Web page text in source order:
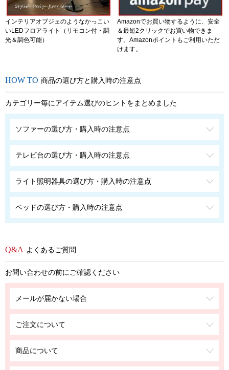
インテリアオブジェのようなかっこい
いLEDフロアライト（リモコン付・調
光＆調色可能）
Amazonでお買い物するように、安全
＆最短2クリックでお買い物できま
す。Amazonポイントもご利用いただ
けます。
商品の選び方と購入時の注意点
カテゴリー毎にアイテム選びのヒントをまとめました
ソファーの選び方・購入時の注意点
テレビ台の選び方・購入時の注意点
ライト照明器具の選び方・購入時の注意点
ベッドの選び方・購入時の注意点
よくあるご質問
お問い合わせの前にご確認ください
メールが届かない場合
ご注文について
商品について